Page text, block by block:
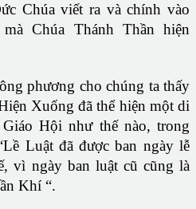
Chúa viết ra và chính vào
Chúa Thánh Thần hiện
phương cho chúng ta thấy
Xuống đã thể hiện một di
Hội như thế nào, trong
Luật đã được ban ngày lễ
vì ngày ban luật cũ cũng là
Khí “.